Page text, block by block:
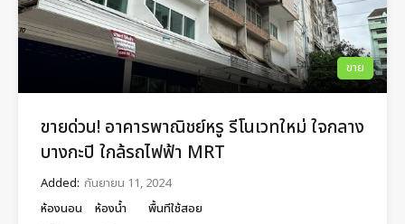
ขาย
ขายด่วน! อาคารพาณิชย์หรู รีโนเวทใหม่ ใจกลาง
บางกะปิ ใกล้รถไฟฟ้า MRT
Added: กันยายน 11, 2024
ห้องนอน
ห้องน้ำ
พื้นทีใช้สอย